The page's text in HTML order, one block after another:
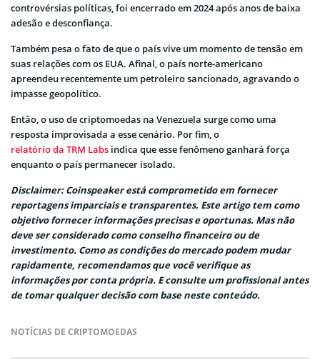
controvérsias políticas, foi encerrado em 2024 após anos de baixa
adesão e desconfiança.
Também pesa o fato de que o país vive um momento de tensão em
suas relações com os EUA. Afinal, o país norte-americano
apreendeu recentemente um petroleiro sancionado, agravando o
impasse geopolítico.
Então, o uso de criptomoedas na Venezuela surge como uma
resposta improvisada a esse cenário. Por fim, o
relatório da TRM Labs indica que esse fenômeno ganhará força
enquanto o país permanecer isolado.
Disclaimer: Coinspeaker está comprometido em fornecer
reportagens imparciais e transparentes. Este artigo tem como
objetivo fornecer informações precisas e oportunas. Mas não
deve ser considerado como conselho financeiro ou de
investimento. Como as condições do mercado podem mudar
rapidamente, recomendamos que você verifique as
informações por conta própria. E consulte um profissional antes
de tomar qualquer decisão com base neste conteúdo.
NOTÍCIAS DE CRIPTOMOEDAS